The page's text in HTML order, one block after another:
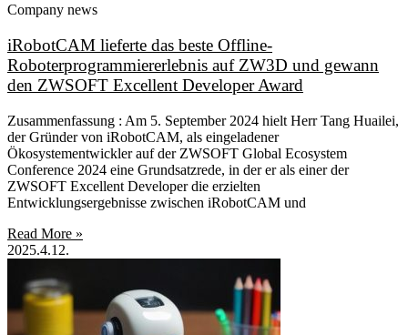
Company news
iRobotCAM lieferte das beste Offline-
Roboterprogrammiererlebnis auf ZW3D und gewann
den ZWSOFT Excellent Developer Award
Zusammenfassung : Am 5. September 2024 hielt Herr Tang Huailei,
der Gründer von iRobotCAM, als eingeladener
Ökosystementwickler auf der ZWSOFT Global Ecosystem
Conference 2024 eine Grundsatzrede, in der er als einer der
ZWSOFT Excellent Developer die erzielten
Entwicklungsergebnisse zwischen iRobotCAM und
Read More »
2025.4.12.